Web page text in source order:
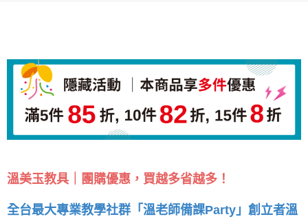
溫美玉教具｜團購優惠，買越多省越多！
全台最大專業教學社群「溫老師備課Party」創立者溫